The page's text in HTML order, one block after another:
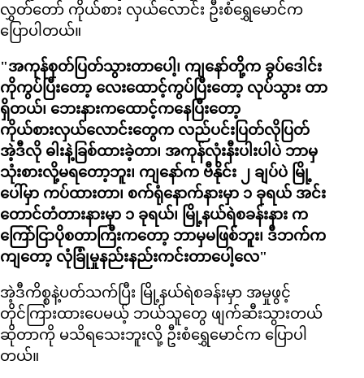
လွှတ်တော် ကိုယ်စား လှယ်လောင်း ဦးစံရွှေမောင်က
ပြောပါတယ်။
"အကုန်စုတ်ပြတ်သွားတာပေါ့၊ ကျနော်တို့က ခွပ်ဒေါင်း
ကိုကွပ်ပြီးတော့ လေးထောင့်ကွပ်ပြီးတော့ လုပ်သွား တာ
ရှိတယ်၊ ဘေးနားကထောင့်ကနေပြီးတော့
ကိုယ်စားလှယ်လောင်းတွေက လည်ပင်းပြတ်လိုပြတ်
အဲ့ဒီလို ဓါးနဲ့ခြစ်ထားခဲ့တာ၊ အကုန်လုံးနီးပါးပါပဲ ဘာမှ
သုံးစားလို့မရတော့ဘူး၊ ကျနော်က ဗီနိုင်း ၂ ချပ်ပဲ မြို့
ပေါ်မှာ ကပ်ထားတာ၊ စက်ရုံနောက်နားမှာ ၁ ခုရယ် အင်း
တောင်တံတားနားမှာ ၁ ခုရယ်၊ မြို့နယ်ရဲစခန်းနား က
ကြော်ငြာပိုစတာကြီးကတော့ ဘာမှမဖြစ်ဘူး၊ ဒီဘက်က
ကျတော့ လုံခြုံမှုနည်းနည်းကင်းတာပေါ့လေ"
အဲ့ဒီကိစ္စနဲ့ပတ်သက်ပြီး မြို့နယ်ရဲစခန်းမှာ အမှုဖွင့်
တိုင်ကြားထားပေမယ့် ဘယ်သူတွေ ဖျက်ဆီးသွားတယ်
ဆိုတာကို မသိရသေးဘူးလို့ ဦးစံရွှေမောင်က ပြောပါ
တယ်။